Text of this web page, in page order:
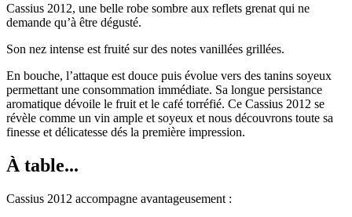
Cassius 2012, une belle robe sombre aux reflets grenat qui ne
demande qu’à être dégusté.
Son nez intense est fruité sur des notes vanillées grillées.
En bouche, l’attaque est douce puis évolue vers des tanins soyeux
permettant une consommation immédiate. Sa longue persistance
aromatique dévoile le fruit et le café torréfié. Ce Cassius 2012 se
révèle comme un vin ample et soyeux et nous découvrons toute sa
finesse et délicatesse dés la première impression.
À table...
Cassius 2012 accompagne avantageusement :